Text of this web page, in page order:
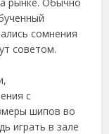
сомнения
советом.
с
шипов во
играть в зале